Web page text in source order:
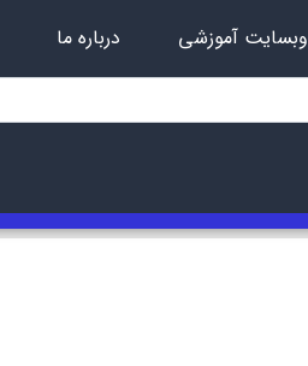
وبسایت آموزشی درباره ما